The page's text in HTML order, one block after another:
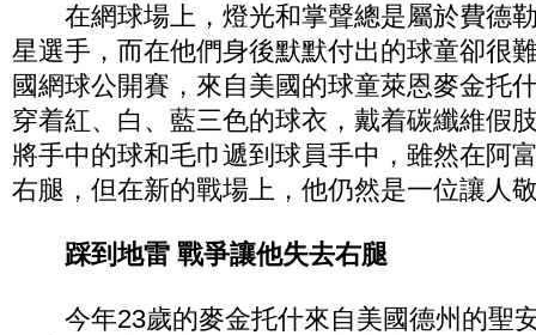
在網球場上，燈光和掌聲總是屬於費德
星選手，而在他們身後默默付出的球童卻很
國網球公開賽，來自美國的球童萊恩麥金托
穿着紅、白、藍三色的球衣，戴着碳纖維假
將手中的球和毛巾遞到球員手中，雖然在阿
右腿，但在新的戰場上，他仍然是一位讓人
踩到地雷 戰爭讓他失去右腿
今年23歲的麥金托什來自美國德州的聖